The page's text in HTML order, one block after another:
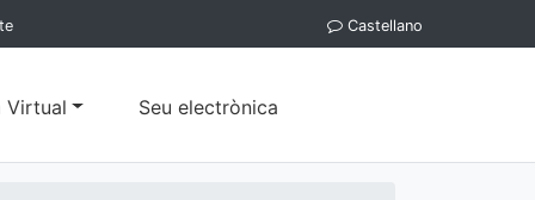
Castellano
Virtual Seu electrònica